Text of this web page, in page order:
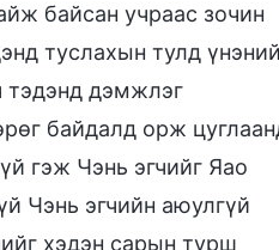
байсан учраас зочин
туслахын тулд
тэдэнд дэмжлэг
байдалд орж
гэж Чэнь эгчийг Яао
Чэнь эгчийн аюулгүй
хэдэн сарын турш